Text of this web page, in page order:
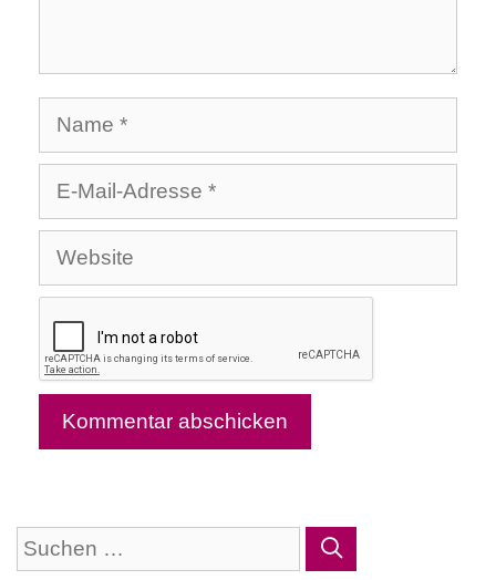
Name
E-
Mail-
Adresse
Website
Suchen